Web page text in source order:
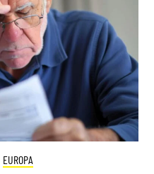
EUROPA